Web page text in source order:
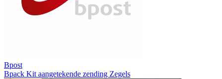
Bpost
Bpack Kit aangetekende zending Zegels